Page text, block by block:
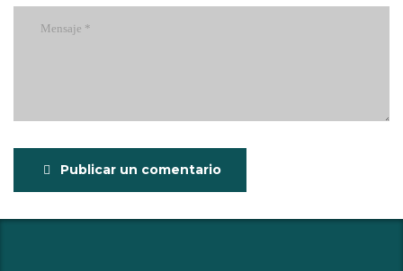
Publicar un comentario